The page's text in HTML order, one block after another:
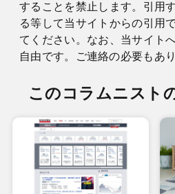
することを禁止します。引用
る等して当サイトからの引用
てください。なお、当サイト
自由です。ご連絡の必要もあ
このコラムニスト